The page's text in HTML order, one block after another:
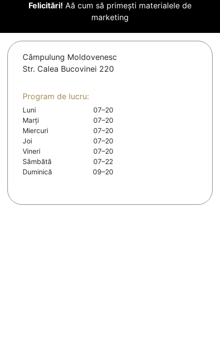
Felicitări! Aă cum să primești materialele de
marketing
Câmpulung Moldovenesc
Str. Calea Bucovinei 220
Program de lucru:
Luni
07–20
Marți
07–20
Miercuri
07–20
Joi
07–20
Vineri
07–20
Sâmbătă
07–22
Duminică
09–20